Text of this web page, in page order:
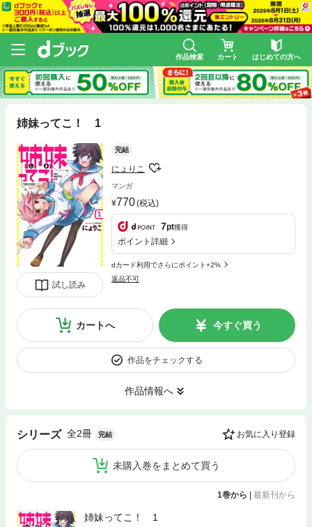
作品検索 カート はじめての方へ
姉妹ってこ！ 1
試し読み
完結
にょりこ
マンガ
770(税込)
7pt獲得
ポイント詳細
dカード利用でさらにポイント+2%
返品不可
カートへ 今すぐ買う
作品をチェックする
作品情報へ
シリーズ 全2冊 完結 お気に入り登録
未購入巻をまとめて買う
1巻から | 最新刊から
姉妹ってこ！ 1